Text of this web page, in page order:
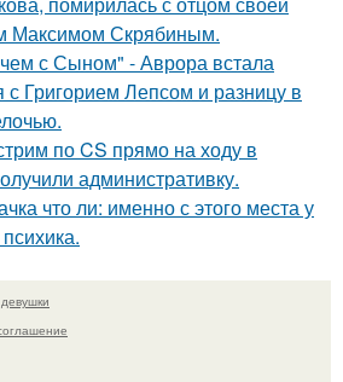
Максимом Скрябиным.
с Сыном" - Аврора встала
с Григорием Лепсом и разницу в
по CS прямо на ходу в
административку.
что ли: именно с этого места у